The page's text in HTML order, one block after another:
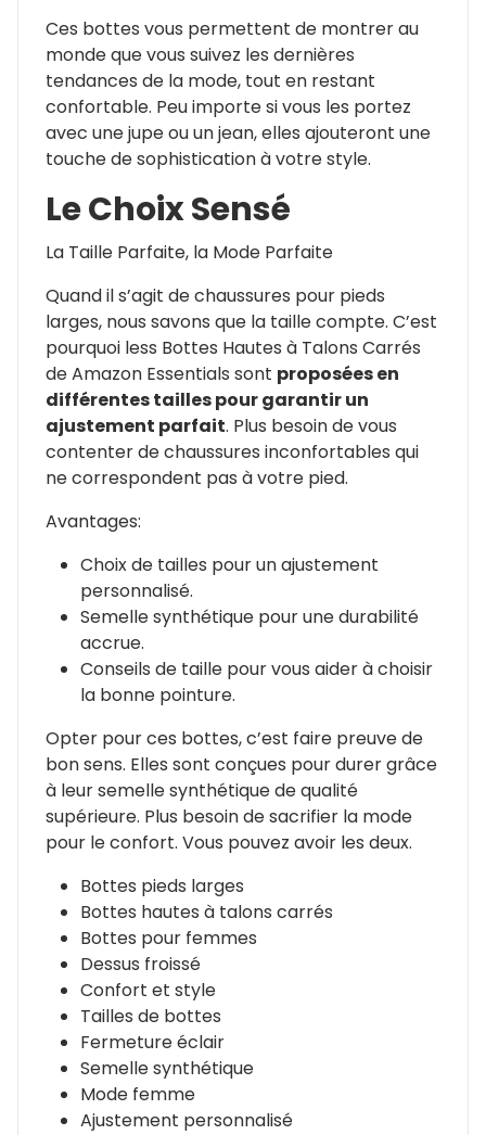
Ces bottes vous permettent de montrer au
monde que vous suivez les dernières
tendances de la mode, tout en restant
confortable. Peu importe si vous les portez
avec une jupe ou un jean, elles ajouteront une
touche de sophistication à votre style.
Le Choix Sensé
La Taille Parfaite, la Mode Parfaite
Quand il s’agit de chaussures pour pieds
larges, nous savons que la taille compte. C’est
pourquoi less Bottes Hautes à Talons Carrés
de Amazon Essentials sont proposées en
différentes tailles pour garantir un
ajustement parfait. Plus besoin de vous
contenter de chaussures inconfortables qui
ne correspondent pas à votre pied.
Avantages:
Choix de tailles pour un ajustement
personnalisé.
Semelle synthétique pour une durabilité
accrue.
Conseils de taille pour vous aider à choisir
la bonne pointure.
Opter pour ces bottes, c’est faire preuve de
bon sens. Elles sont conçues pour durer grâce
à leur semelle synthétique de qualité
supérieure. Plus besoin de sacrifier la mode
pour le confort. Vous pouvez avoir les deux.
Bottes pieds larges
Bottes hautes à talons carrés
Bottes pour femmes
Dessus froissé
Confort et style
Tailles de bottes
Fermeture éclair
Semelle synthétique
Mode femme
Ajustement personnalisé